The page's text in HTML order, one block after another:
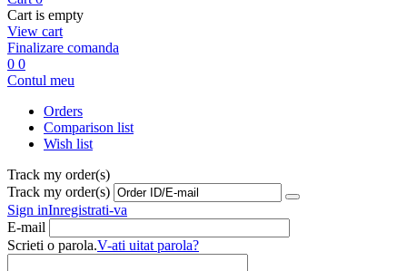
Cart is empty
View cart
Finalizare comanda
0 0
Contul meu
Orders
Comparison list
Wish list
Track my order(s)
Track my order(s)
Sign inInregistrati-va
E-mail
Scrieti o parola.V-ati uitat parola?